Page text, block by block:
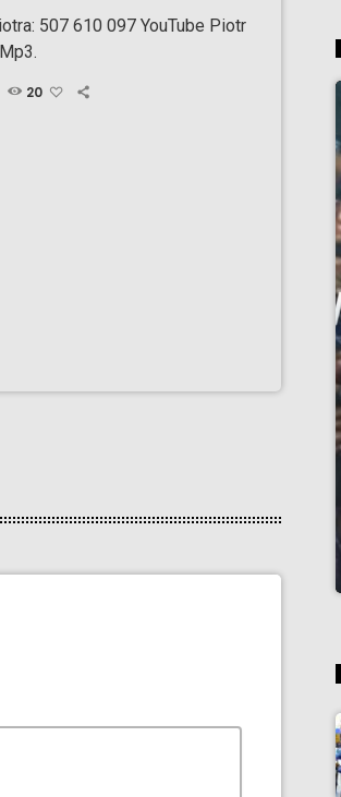
507 610 097 YouTube Piotr
20